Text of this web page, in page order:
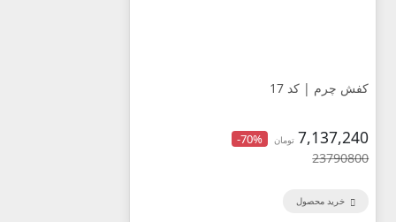
کفش چرم | کد 17
7,137,240 تومان -70%
23790800
خرید محصول